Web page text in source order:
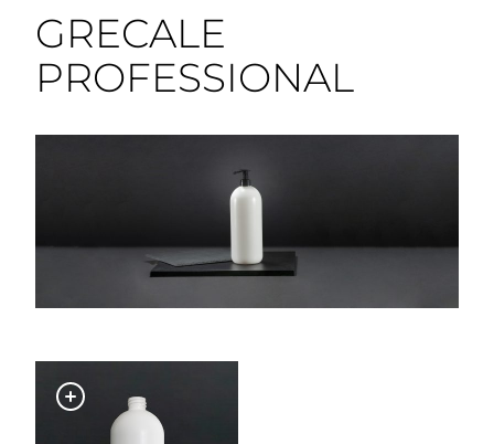
GRECALE
PROFESSIONAL